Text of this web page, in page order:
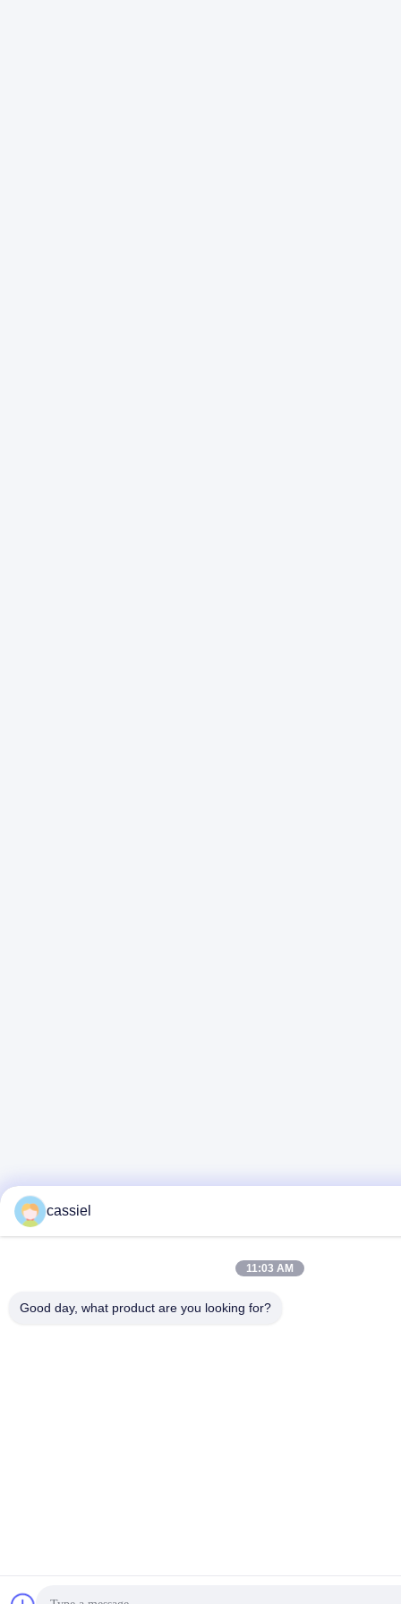
cassiel
11:03 AM
Good day, what product are you looking for?